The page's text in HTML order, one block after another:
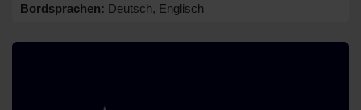
Bordsprachen: Deutsch, Englisch